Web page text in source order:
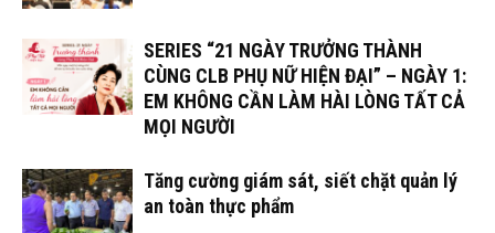
SERIES “21 NGÀY TRƯỞNG THÀNH
CÙNG CLB PHỤ NỮ HIỆN ĐẠI” – NGÀY 1:
EM KHÔNG CẦN LÀM HÀI LÒNG TẤT CẢ
MỌI NGƯỜI
Tăng cường giám sát, siết chặt quản lý
an toàn thực phẩm